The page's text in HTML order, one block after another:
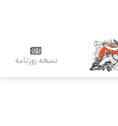
نسخه روزنامه